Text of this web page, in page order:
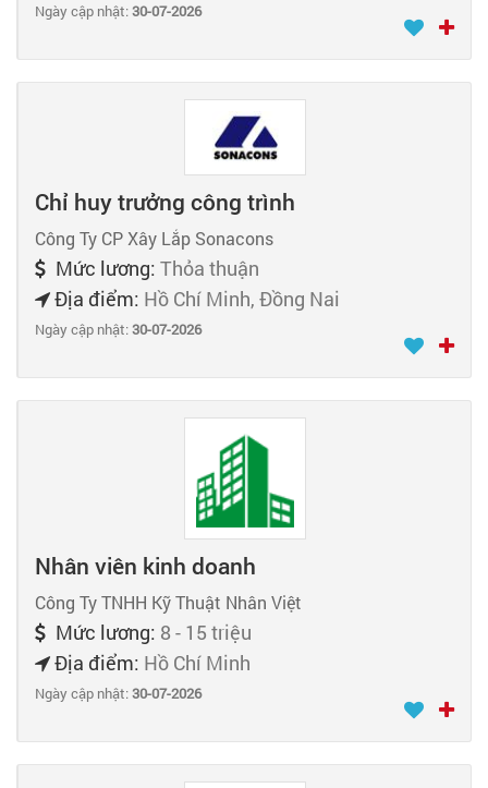
Ngày cập nhật:30-07-2026
Chỉ huy trưởng công trình
Công Ty CP Xây Lắp Sonacons
Mức lương: Thỏa thuận
Địa điểm: Hồ Chí Minh, Đồng Nai
Ngày cập nhật:30-07-2026
Nhân viên kinh doanh
Công Ty TNHH Kỹ Thuật Nhân Việt
Mức lương: 8 - 15 triệu
Địa điểm: Hồ Chí Minh
Ngày cập nhật:30-07-2026